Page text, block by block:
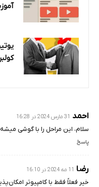
احمد 31 مارس 2024 در 16:28
سلام، این مراحل را با گوشی میشه
پاسخ
رضا 11 مه 2024 در 16:10
خیر فعلاً فقط با کامپیوتر